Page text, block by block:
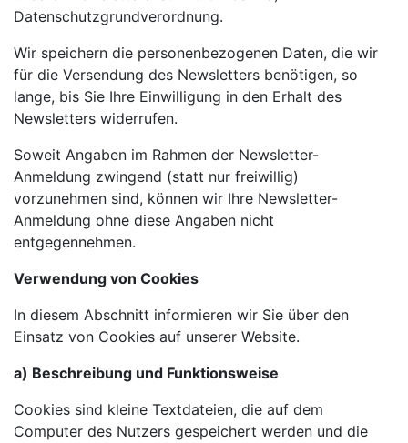
Datenschutzgrundverordnung.
Wir speichern die personenbezogenen Daten, die wir
für die Versendung des Newsletters benötigen, so
lange, bis Sie Ihre Einwilligung in den Erhalt des
Newsletters widerrufen.
Soweit Angaben im Rahmen der Newsletter-
Anmeldung zwingend (statt nur freiwillig)
vorzunehmen sind, können wir Ihre Newsletter-
Anmeldung ohne diese Angaben nicht
entgegennehmen.
Verwendung von Cookies
In diesem Abschnitt informieren wir Sie über den
Einsatz von Cookies auf unserer Website.
a) Beschreibung und Funktionsweise
Cookies sind kleine Textdateien, die auf dem
Computer des Nutzers gespeichert werden und die